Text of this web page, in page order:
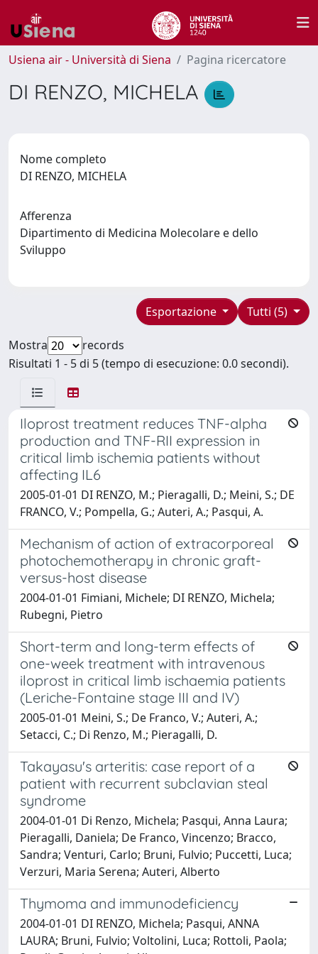
Usiena air - Università di Siena Pagina ricercatore
DI RENZO, MICHELA
Nome completo
DI RENZO, MICHELA
Afferenza
Dipartimento di Medicina Molecolare e dello
Sviluppo
Tutti (5)
Esportazione
Mostra
records
Risultati 1 - 5 di 5 (tempo di esecuzione: 0.0 secondi).
Iloprost treatment reduces TNF-alpha
production and TNF-RII expression in
critical limb ischemia patients without
affecting IL6
2005-01-01 DI RENZO, M.; Pieragalli, D.; Meini, S.; DE
FRANCO, V.; Pompella, G.; Auteri, A.; Pasqui, A.
Mechanism of action of extracorporeal
photochemotherapy in chronic graft-
versus-host disease
2004-01-01 Fimiani, Michele; DI RENZO, Michela;
Rubegni, Pietro
Short-term and long-term effects of
one-week treatment with intravenous
iloprost in critical limb ischaemia patients
(Leriche-Fontaine stage III and IV)
2005-01-01 Meini, S.; De Franco, V.; Auteri, A.;
Setacci, C.; Di Renzo, M.; Pieragalli, D.
Takayasu's arteritis: case report of a
patient with recurrent subclavian steal
syndrome
2004-01-01 Di Renzo, Michela; Pasqui, Anna Laura;
Pieragalli, Daniela; De Franco, Vincenzo; Bracco,
Sandra; Venturi, Carlo; Bruni, Fulvio; Puccetti, Luca;
Verzuri, Maria Serena; Auteri, Alberto
Thymoma and immunodeficiency
2004-01-01 DI RENZO, Michela; Pasqui, ANNA
LAURA; Bruni, Fulvio; Voltolini, Luca; Rottoli, Paola;